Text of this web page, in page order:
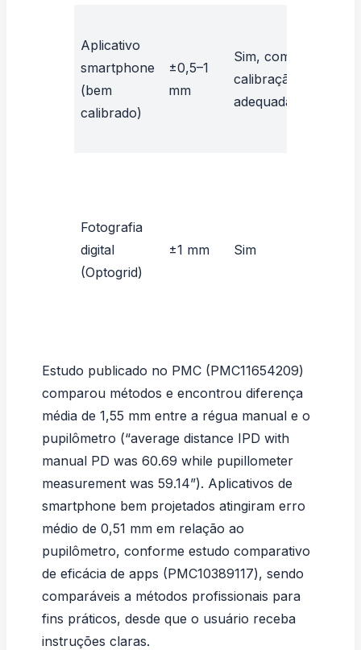
Aplicativo
smartphone
(bem
calibrado)
±0,5–1
mm
Sim, com
calibração
adequada
Fotografia
digital
(Optogrid)
±1 mm Sim
Estudo publicado no PMC (PMC11654209)
comparou métodos e encontrou diferença
média de 1,55 mm entre a régua manual e o
pupilômetro (“average distance IPD with
manual PD was 60.69 while pupillometer
measurement was 59.14”). Aplicativos de
smartphone bem projetados atingiram erro
médio de 0,51 mm em relação ao
pupilômetro, conforme estudo comparativo
de eficácia de apps (PMC10389117), sendo
comparáveis a métodos profissionais para
fins práticos, desde que o usuário receba
instruções claras.